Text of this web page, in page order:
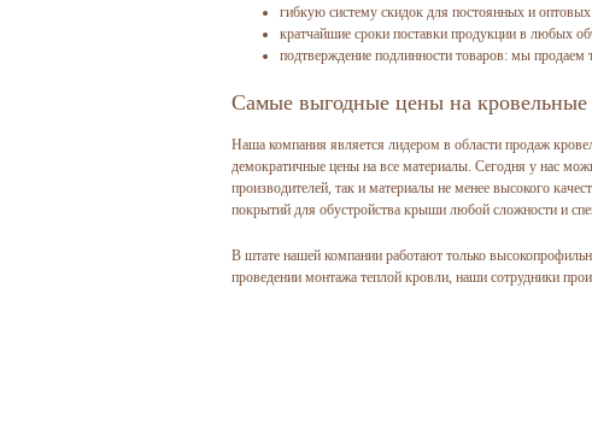
гибкую систему скидок для постоянных и оптовых
кратчайшие сроки поставки продукции в любых
подтверждение подлинности товаров: мы
Самые выгодные цены на кровельные
Наша компания является лидером в области продаж
демократичные цены на все материалы. Сегодня у нас
производителей, так и материалы не менее высокого
покрытий для обустройства крыши любой сложности и
В штате нашей компании работают только
проведении монтажа теплой кровли, наши сотрудники